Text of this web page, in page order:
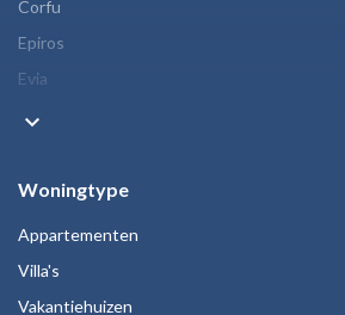
Corfu
Epiros
Evia
keyboard_arrow_down
Woningtype
Appartementen
Villa's
Vakantiehuizen